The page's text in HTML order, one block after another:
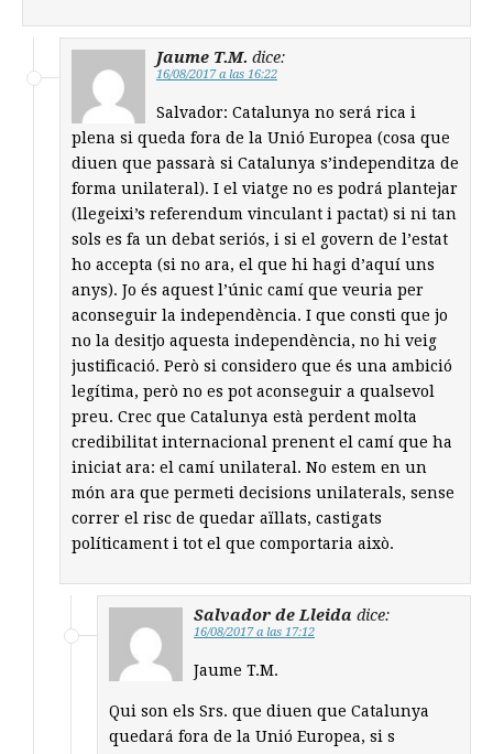
Jaume T.M. dice:
16/08/2017 a las 16:22
Salvador: Catalunya no será rica i
plena si queda fora de la Unió Europea (cosa que
diuen que passarà si Catalunya s’independitza de
forma unilateral). I el viatge no es podrá plantejar
(llegeixi’s referendum vinculant i pactat) si ni tan
sols es fa un debat seriós, i si el govern de l’estat
ho accepta (si no ara, el que hi hagi d’aquí uns
anys). Jo és aquest l’únic camí que veuria per
aconseguir la independència. I que consti que jo
no la desitjo aquesta independència, no hi veig
justificació. Però si considero que és una ambició
legítima, però no es pot aconseguir a qualsevol
preu. Crec que Catalunya està perdent molta
credibilitat internacional prenent el camí que ha
iniciat ara: el camí unilateral. No estem en un
món ara que permeti decisions unilaterals, sense
correr el risc de quedar aïllats, castigats
políticament i tot el que comportaria això.
Salvador de Lleida dice:
16/08/2017 a las 17:12
Jaume T.M.
Qui son els Srs. que diuen que Catalunya
quedará fora de la Unió Europea, si s